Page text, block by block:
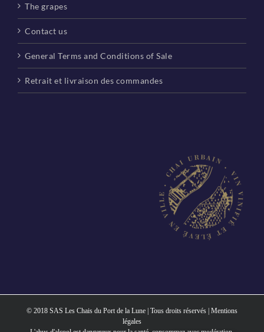
The grapes
Contact us
General Terms and Conditions of Sale
Retrait et livraison des commandes
© 2018 SAS Les Chais du Port de la Lune | Tous droits réservés | Mentions
légales